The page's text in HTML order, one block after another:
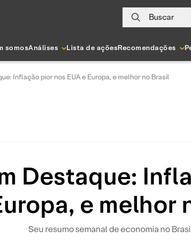
Buscar
somosAnálises Lista de açõesRecomendações
Inflação pior nos EUA e Europa, e melhor no Brasil
Destaque:
e melhor
Seu resumo semanal de economia no